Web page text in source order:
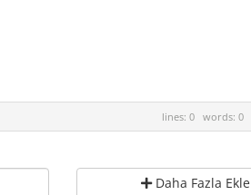
lines: 0 words: 0
Daha Fazla Ekle